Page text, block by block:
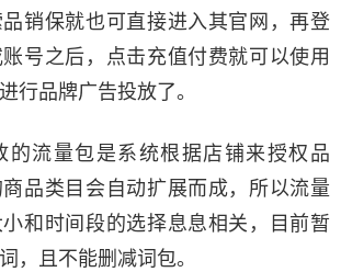
销保就也可直接进入其官网，再登
号之后，点击充值付费就可以使用
行品牌广告投放了。
的流量包是系统根据店铺来授权品
品类目会自动扩展而成，所以流量
和时间段的选择息息相关，目前暂
，且不能删减词包。